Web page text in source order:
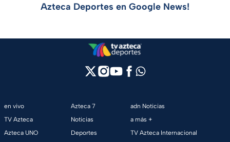
Azteca Deportes en Google News!
en vivo
TV Azteca
Azteca UNO
Azteca 7
Noticias
Deportes
adn Noticias
a más +
TV Azteca Internacional